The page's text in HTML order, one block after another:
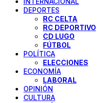
DEPORTES
RC CELTA
RC DEPORTIVO
CD LUGO
FÚTBOL
POLÍTICA
ELECCIONES
ECONOMÍA
LABORAL
OPINIÓN
CULTURA